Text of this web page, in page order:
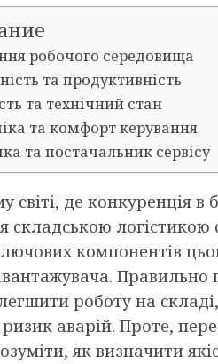
робочого середовища
та продуктивність
та технічний стан
та комфорт керування
та постачальник сервісу
світі, де конкуренція
складською
компонентів
Правильно
роботу на
аварій. Проте,
як визначити